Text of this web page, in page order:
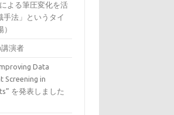
よる筆圧変化を活
手法」というタイ
演者
Data
Screening in
を発表しました